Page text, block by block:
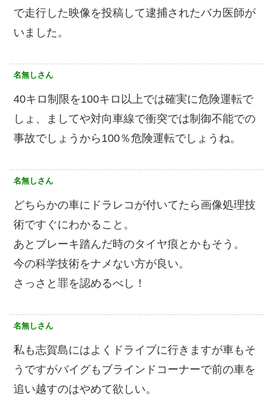
で走行した映像を投稿して逮捕されたバカ医師が
いました。
名無しさん
40キロ制限を100キロ以上では確実に危険運転で
しょ、ましてや対向車線で衝突では制御不能での
事故でしょうから100％危険運転でしょうね。
名無しさん
どちらかの車にドラレコが付いてたら画像処理技
術ですぐにわかること。
あとブレーキ踏んだ時のタイヤ痕とかもそう。
今の科学技術をナメない方が良い。
さっさと罪を認めるべし！
名無しさん
私も志賀島にはよくドライブに行きますが車もそ
うですがバイグもブラインドコーナーで前の車を
追い越すのはやめて欲しい。